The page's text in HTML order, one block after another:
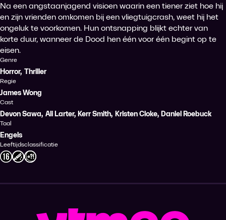
Na een angstaanjagend visioen waarin een tiener ziet hoe hij
en zijn vrienden omkomen bij een vliegtuigcrash, weet hij het
ongeluk te voorkomen. Hun ontsnapping blijkt echter van
korte duur, wanneer de Dood hen één voor één begint op te
eisen.
Genre
Horror, Thriller
Regie
James Wong
Cast
Devon Sawa, Ali Larter, Kerr Smith, Kristen Cloke, Daniel Roebuck
Taal
Engels
Leeftijdsclassificatie